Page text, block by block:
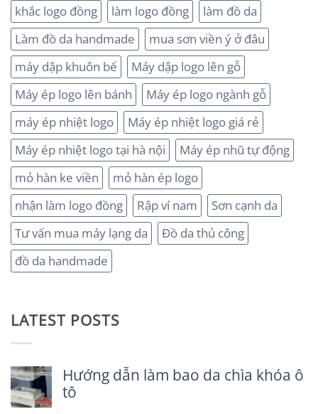
khắc logo đồng
làm logo đồng
làm đồ da
Làm đồ da handmade
mua sơn viền ý ở đâu
máy dập khuôn bế
Máy dập logo lên gỗ
Máy ép logo lên bánh
Máy ép logo ngành gỗ
máy ép nhiệt logo
Máy ép nhiệt logo giá rẻ
Máy ép nhiệt logo tại hà nội
Máy ép nhũ tự động
mỏ hàn ke viền
mỏ hàn ép logo
nhận làm logo đồng
Rập ví nam
Sơn cạnh da
Tư vấn mua máy lạng da
Đồ da thủ công
đồ da handmade
LATEST POSTS
Hướng dẫn làm bao da chìa khóa ô
tô